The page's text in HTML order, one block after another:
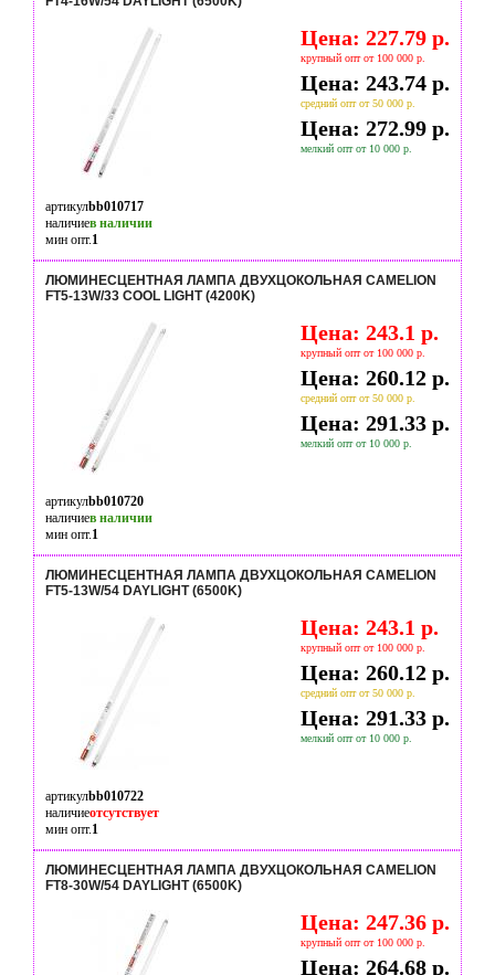
Цена: 227.79 р.
крупный опт от 100 000 р.
Цена: 243.74 р.
средний опт от 50 000 р.
Цена: 272.99 р.
мелкий опт от 10 000 р.
артикулbb010717
наличиев наличии
мин опт.1
ЛЮМИНЕСЦЕНТНАЯ ЛАМПА ДВУХЦОКОЛЬНАЯ CAMELION
FT5-13W/33 COOL LIGHT (4200K)
Цена: 243.1 р.
крупный опт от 100 000 р.
Цена: 260.12 р.
средний опт от 50 000 р.
Цена: 291.33 р.
мелкий опт от 10 000 р.
артикулbb010720
наличиев наличии
мин опт.1
ЛЮМИНЕСЦЕНТНАЯ ЛАМПА ДВУХЦОКОЛЬНАЯ CAMELION
FT5-13W/54 DAYLIGHT (6500K)
Цена: 243.1 р.
крупный опт от 100 000 р.
Цена: 260.12 р.
средний опт от 50 000 р.
Цена: 291.33 р.
мелкий опт от 10 000 р.
артикулbb010722
наличиеотсутствует
мин опт.1
ЛЮМИНЕСЦЕНТНАЯ ЛАМПА ДВУХЦОКОЛЬНАЯ CAMELION
FT8-30W/54 DAYLIGHT (6500K)
Цена: 247.36 р.
крупный опт от 100 000 р.
Цена: 264.68 р.